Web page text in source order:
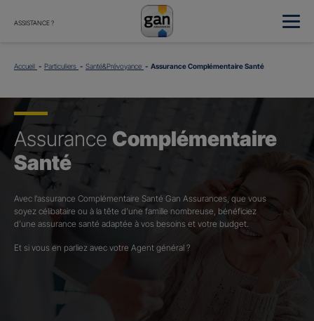
ASSISTANCE ?
Accueil Particuliers Santé&Prévoyance Assurance Complémentaire Santé
Assurance Complémentaire
Santé
Avec l’assurance Complémentaire Santé Gan Assurances, que vous
soyez célibataire ou à la tête d’une famille nombreuse, bénéficiez
d’une assurance santé adaptée à vos besoins et votre budget.​
Et si vous en parliez avec votre Agent général ?